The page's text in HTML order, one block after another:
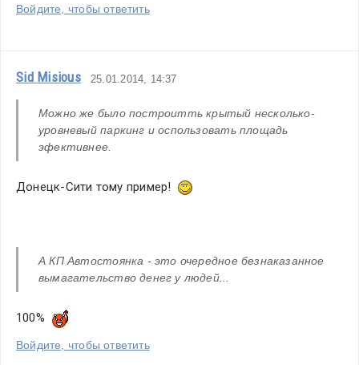
Войдите, чтобы ответить
Sid Misious 25.01.2014, 14:37
Можно же было построитть крытый несколько-
уровневый паркинг и оспользовать площадь
эфективнее.
Донецк-Сити тому пример!
А КП Автостоянка - это очередное безнаказанное
вымагательство денег у людей...
100%
Войдите, чтобы ответить